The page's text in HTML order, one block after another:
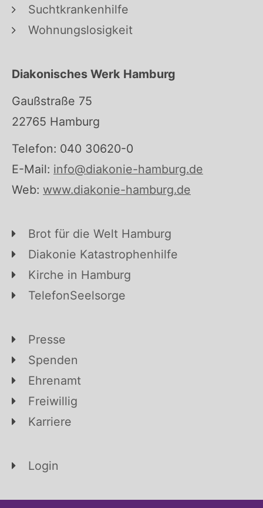
Suchtkrankenhilfe
Wohnungslosigkeit
Diakonisches Werk Hamburg
Gaußstraße 75
22765 Hamburg
Telefon: 040 30620-0
E-Mail: info@diakonie-hamburg.de
Web: www.diakonie-hamburg.de
Brot für die Welt Hamburg
Diakonie Katastrophenhilfe
Kirche in Hamburg
TelefonSeelsorge
Presse
Spenden
Ehrenamt
Freiwillig
Karriere
Login